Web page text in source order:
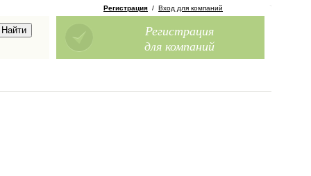
Регистрация / Вход для компаний
Регистрация
для компаний